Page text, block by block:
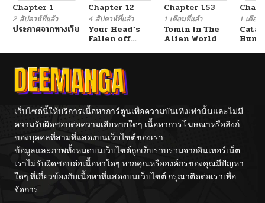
ตอนที่ 12 10/06/2024
ตอนที่ 10
ตอนที่ 9 10/06/2024
ตอนที่ 8 10/06/2024
ตอนที่ 7 10/06/2024
Chapter 1
2 สัปดาห์ที่แล้ว
ประกาศจากทางเว็บ
Chapter 12
4 สัปดาห์ที่แล้ว
Your Head’s
Fallen off
Chapter 153
1 เดือนที่แล้ว
Tomin In The
Alien World
1 เดือน
เว็บไซต์นี้ให้บริการเนื้อหาการ์ตูนเพื่อความบันเทิงเท่านั้นและไม่มี
ความรับผิดชอบต่อความเสียหายใดๆ เนื้อหาการโฆษณาหรือลิงก์
ของบุคคลที่สามที่แสดงบนเว็บไซต์ของเรา
ข้อมูลและภาพทั้งหมดบนเว็บไซต์ถูกเก็บรวบรวมจากอินเทอร์เน็ต
เราไม่รับผิดชอบต่อเนื้อหาใดๆ หากคุณหรือองค์กรของคุณมีปัญหา
ใดๆ ที่เกี่ยวข้องกับเนื้อหาที่แสดงบนเว็บไซต์ กรุณาติดต่อเราเพื่อ
จัดการ